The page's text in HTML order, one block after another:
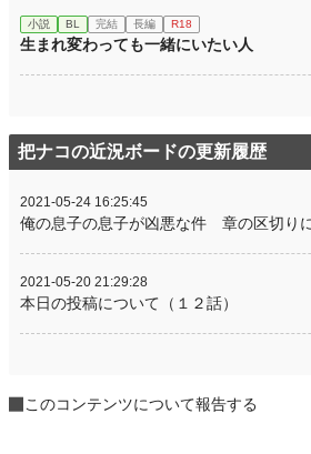
小説 BL 完結 長編 R18
生まれ変わっても一緒にいたい人
把ナコの近況ボードの更新履歴
2021-05-24 16:25:45
俺の息子の息子が凶悪な件 章の区切り
2021-05-20 21:29:28
本日の投稿について（１２話）
このコンテンツについて報告する